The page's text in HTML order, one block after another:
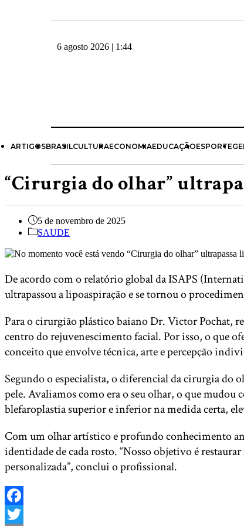
6 agosto 2026 | 1:44
ARTIGOSBRASILCULTURAECONOMIAEDUCAÇÃOESPORTE
“Cirurgia do olhar”
5 de novembro de 2025
SAUDE
De acordo com o relatório global da ISAPS
ultrapassou a lipoaspiração e se tornou o
Para o cirurgião plástico baiano Dr. Victor Pochat,
centro do rejuvenescimento facial. Por isso, o que
conceito que envolve técnica, arte e percepção
Segundo o especialista, o diferencial da cirurgia do
pele. Avaliamos como era o seu olhar, o que mudou
blefaroplastia superior e inferior na medida certa,
Com um olhar artístico e profundo conhecimento
identidade de cada rosto. “Nosso objetivo é
personalizada”, conclui o profissional.
Facebook